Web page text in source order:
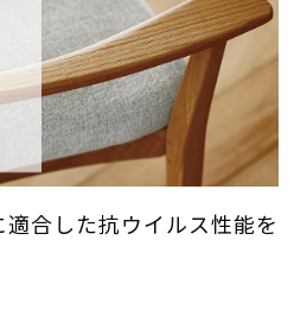
合した抗ウイルス性能を